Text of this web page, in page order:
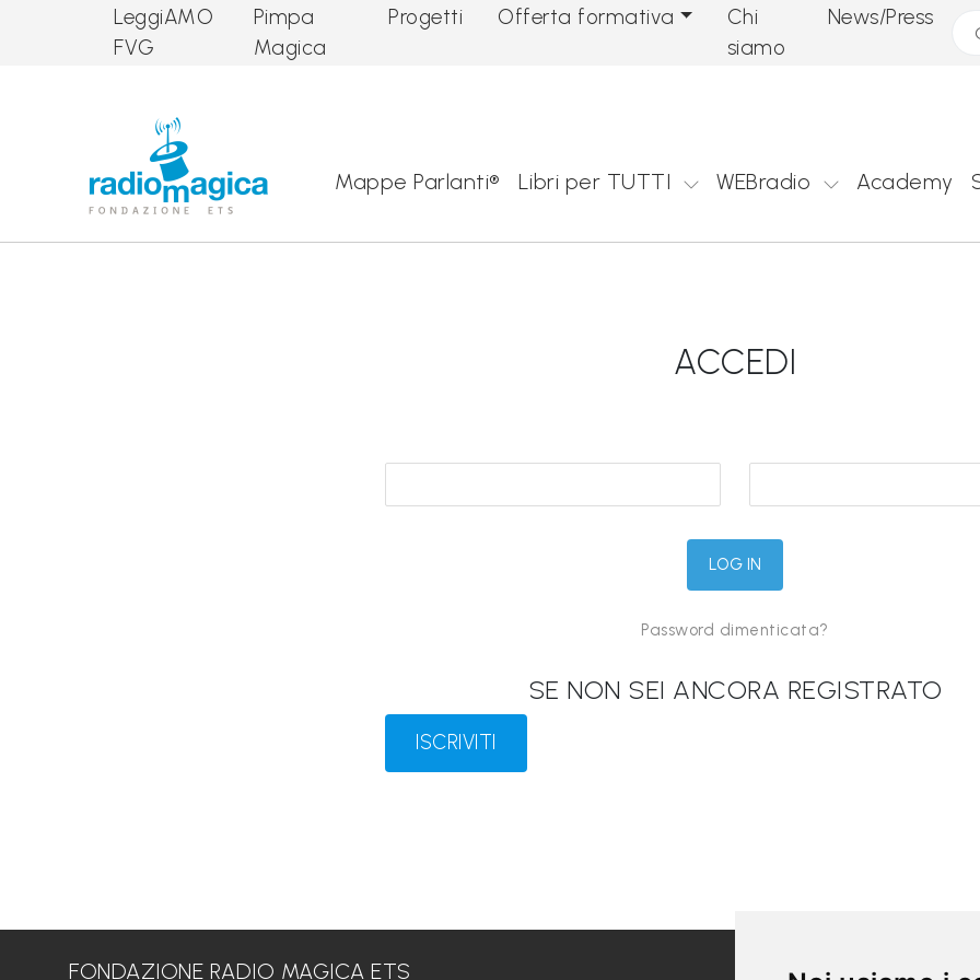
LeggiAMO
FVG
Pimpa
Magica
Progetti Offerta formativa
Chi
siamo
News/Press
Mappe Parlanti® Libri per TUTTI WEBradio Academy
ACCEDI
Password dimenticata?
SE NON SEI ANCORA REGISTRATO
ISCRIVITI
FONDAZIONE RADIO MAGICA ETS LINK UTILI